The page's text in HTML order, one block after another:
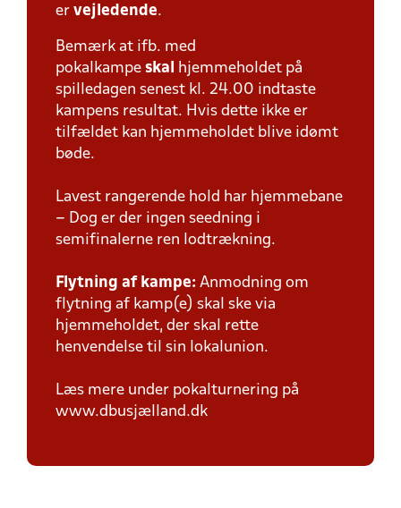
er vejledende.
Bemærk at ifb. med
pokalkampe skal
hjemmeholdet på
spilledagen senest kl. 24.00 indtaste
kampens resultat. Hvis dette ikke er
tilfældet kan hjemmeholdet blive idømt
bøde.
Lavest rangerende hold har hjemmebane
– Dog er der ingen seedning i
semifinalerne ren lodtrækning.
Flytning af kampe: Anmodning om
flytning af kamp(e) skal ske via
hjemmeholdet, der skal rette
henvendelse til sin lokalunion.
Læs mere under pokalturnering på
www.dbusjælland.dk